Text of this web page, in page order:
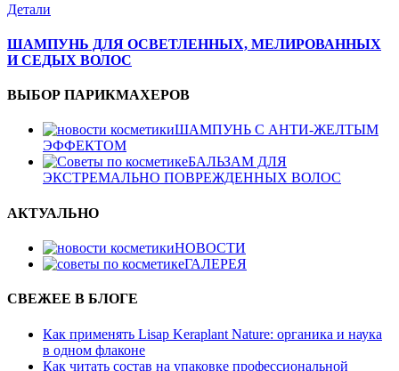
Детали
ШАМПУНЬ ДЛЯ ОСВЕТЛЕННЫХ, МЕЛИРОВАННЫХ
И СЕДЫХ ВОЛОС
ВЫБОР ПАРИКМАХЕРОВ
ШАМПУНЬ С АНТИ-ЖЕЛТЫМ
ЭФФЕКТОМ
БАЛЬЗАМ ДЛЯ
ЭКСТРЕМАЛЬНО ПОВРЕЖДЕННЫХ ВОЛОС
АКТУАЛЬНО
НОВОСТИ
ГАЛЕРЕЯ
СВЕЖЕЕ В БЛОГЕ
Как применять Lisap Keraplant Nature: органика и наука
в одном флаконе
Как читать состав на упаковке профессиональной